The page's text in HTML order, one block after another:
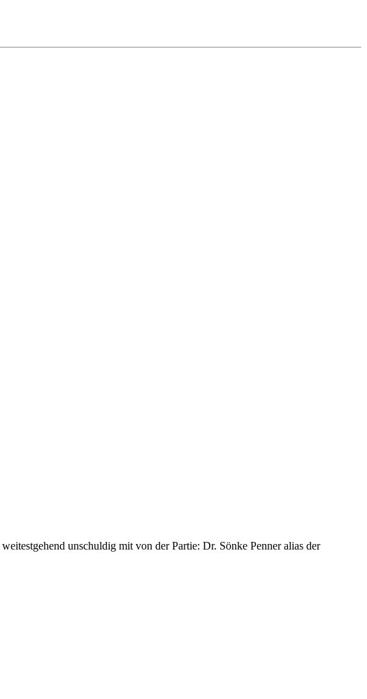
unschuldig mit von der Partie: Dr. Sönke Penner alias der